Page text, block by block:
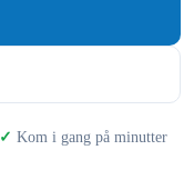
Kom i gang på minutter